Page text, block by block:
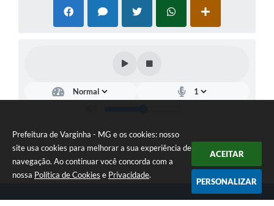
Prefeitura de Varginha - MG e os cookies: nosso
site usa cookies para melhorar a sua experiência de
navegação. Ao continuar você concorda com a
nossa Política de Cookies e Privacidade.
ACEITAR
PERSONALIZAR